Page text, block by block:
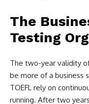
The
Testing
The two-year validity
be more of a business
TOEFL rely on
running. After two